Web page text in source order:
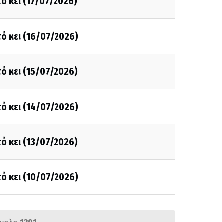
κει (16/07/2026)
κει (15/07/2026)
κει (14/07/2026)
κει (13/07/2026)
κει (10/07/2026)